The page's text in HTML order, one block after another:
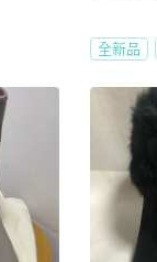
全新品